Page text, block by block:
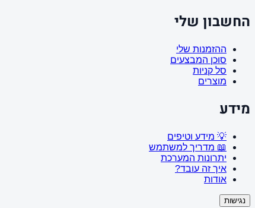
החשבון שלי
ההזמנות שלי
סוכן המבצעים
סל קניות
מוצרים
מידע
💡 מידע וטיפים
📖 מדריך למשתמש
יתרונות המערכת
איך זה עובד?
אודות
נגישות